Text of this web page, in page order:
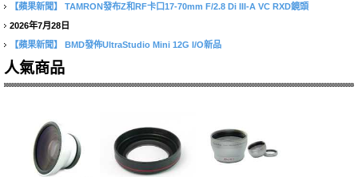
【蘋果新聞】
TAMRON發布Z和RF卡口17-70mm F/2.8 Di III-A VC RXD鏡頭
2026年7月28日
【蘋果新聞】
BMD發佈UltraStudio Mini 12G I/O新品
人氣商品